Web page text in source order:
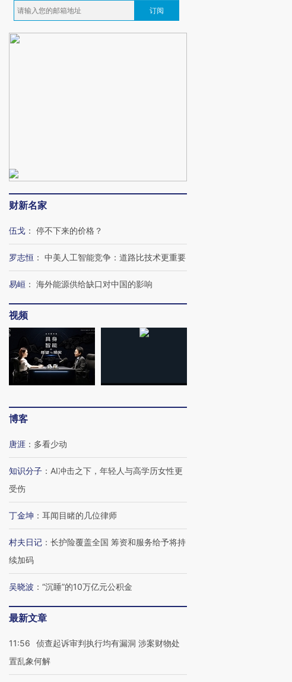
订阅
财新名家
伍戈 ： 停不下来的价格？
罗志恒 ： 中美人工智能竞争：道路比技术更重要
易峘 ： 海外能源供给缺口对中国的影响
视频
博客
唐涯 ： 多看少动
知识分子 ： AI冲击之下，年轻人与高学历女性更
受伤
丁金坤 ： 耳闻目睹的几位律师
村夫日记 ： 长护险覆盖全国 筹资和服务给予将持
续加码
吴晓波 ： “沉睡”的10万亿元公积金
最新文章
11:56
侦查起诉审判执行均有漏洞 涉案财物处
置乱象何解